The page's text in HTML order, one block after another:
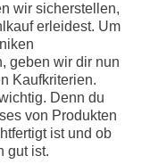
wir sicherstellen,
erleidest. Um
geben wir dir nun
Kaufkriterien.
Denn du
von Produkten
ist und ob
gut ist.